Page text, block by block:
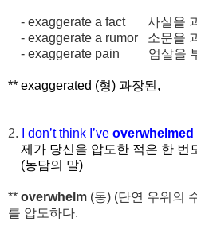
- exaggerate a fact 사실을
- exaggerate a rumor 소문을
- exaggerate pain 엄살을
** exaggerated (형) 과장된 ,
2. I don’t think I’ve overwhelmed
제가 당신을 압도한 적은 한 번
(농담의 말)
** overwhelm (동) (단연 우위의
를 압도하다.